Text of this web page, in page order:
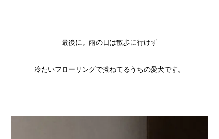
最後に。雨の日は散歩に行けず
冷たいフローリングで拗ねてるうちの愛犬です。